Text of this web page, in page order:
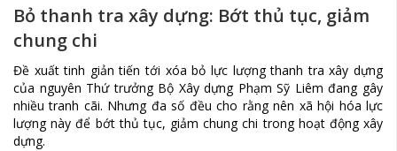
Bỏ thanh tra xây dựng: Bớt thủ tục, giảm
chung chi
Đề xuất tinh giản tiến tới xóa bỏ lực lượng thanh tra xây dựng
của nguyên Thứ trưởng Bộ Xây dựng Phạm Sỹ Liêm đang gây
nhiều tranh cãi. Nhưng đa số đều cho rằng nên xã hội hóa lực
lượng này để bớt thủ tục, giảm chung chi trong hoạt động xây
dựng.